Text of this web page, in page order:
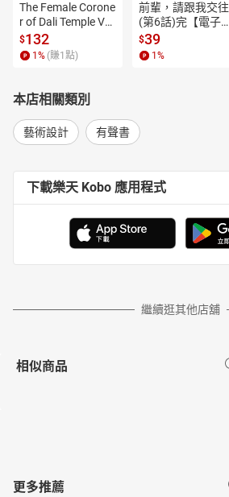
The Female Corone
r of Dali Temple Vo
l.6【有聲書】
$132
1 % (賺1 點)
前輩，請跟我交往
(第6話)完【電子
書】
$39
1 %
本店相關類別
藝術設計 有聲書
下載樂天 Kobo 應用程式
繼續逛其他店舖
相似商品
更多推薦